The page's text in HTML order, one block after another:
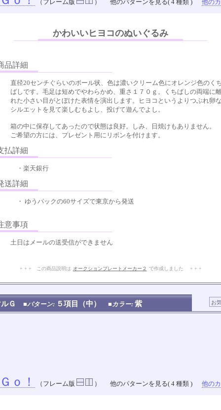
（フレーム版 ） 他のパターンを見る( 4 種類 ) 他の
かわいいヒヨコのぬいぐるみ
品詳細
直径20センチぐらいのボール状、色は濃いクリーム色にオレンジ色のく
ばしです。毛足は短めでやわらかめ、重さ１７０ｇ。くちばしの両端に
れた小さい目がとぼけた表情を演出します。ヒヨコというよりつぶれ卵な
シルエットを見て楽しむもよし、投げて遊んでよし。
箱の中に保存してあったので状態は良好。しみ、日焼けもありません。
ご希望の方には、プレゼント用にリボンを付けます。
払詳細
・楽天銀行
送詳細
・ ゆうパックの60サイズで東京から発送
意事項
土日はメールの送受信ができません
+ + + この商品説明は オークションプレートメーカー２ で作成しました + + +
ルＧ ■パターン: ５項目（中） ■カラー: 紫
ｏ！ （フレーム版 ） 他のパターンを見る( 4 種類 ) 他の